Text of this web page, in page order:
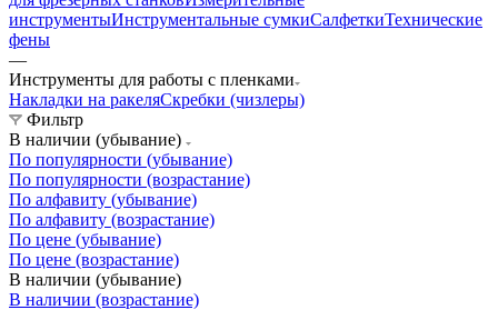
инструментыИнструментальные сумкиСалфеткиТехнические
фены
—
Инструменты для работы с пленками
Накладки на ракеляСкребки (чизлеры)
Фильтр
В наличии (убывание)
По популярности (убывание)
По популярности (возрастание)
По алфавиту (убывание)
По алфавиту (возрастание)
По цене (убывание)
По цене (возрастание)
В наличии (убывание)
В наличии (возрастание)